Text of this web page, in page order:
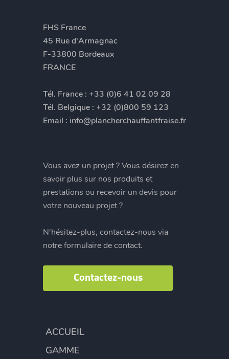
FHS France
45 Rue d'Armagnac
F-33800 Bordeaux
FRANCE
Tél. France : +33 (0)6 41 02 09 28
Tél. Belgique : +32 (0)800 59 123
Email : info@plancherchauffantfraise.fr
Vous avez un projet ? Vous désirez en
savoir plus sur nos produits et
prestations ou recevoir un devis pour
votre nouveau projet ?
N'hésitez-plus, contactez-nous via
notre formulaire de contact.
Contactez-nous
ACCUEIL
GAMME